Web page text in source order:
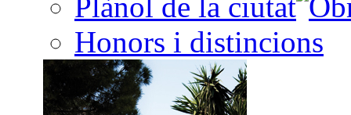
Honors i distincions